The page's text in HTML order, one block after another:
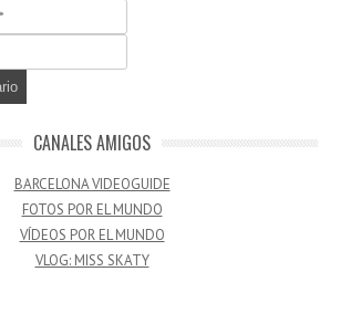
CANALES AMIGOS
BARCELONA VIDEOGUIDE
FOTOS POR EL MUNDO
VÍDEOS POR EL MUNDO
VLOG: MISS SKATY